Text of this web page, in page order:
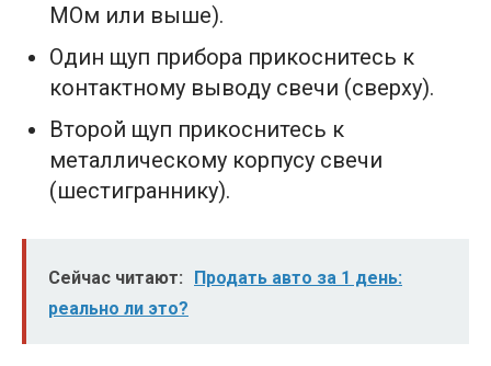
МОм или выше).
Один щуп прибора прикоснитесь к
контактному выводу свечи (сверху).
Второй щуп прикоснитесь к
металлическому корпусу свечи
(шестиграннику).
Сейчас читают:
Продать авто за 1 день:
реально ли это?